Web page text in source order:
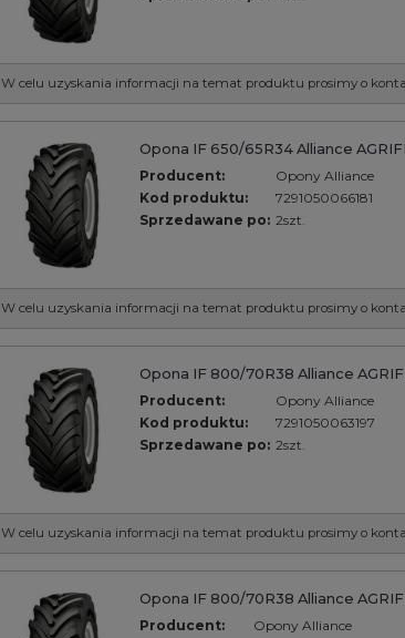
W celu uzyskania informacji na temat produktu prosimy o
Opona IF 650/65R34 Alliance
Producent:
Opony Alliance
Kod produktu:
7291050066181
Sprzedawane po: 2szt.
W celu uzyskania informacji na temat produktu prosimy o
Opona IF 800/70R38 Alliance
Producent:
Opony Alliance
Kod produktu:
7291050063197
Sprzedawane po: 2szt.
W celu uzyskania informacji na temat produktu prosimy o
Opona IF 800/70R38 Alliance
Producent:
Opony Alliance